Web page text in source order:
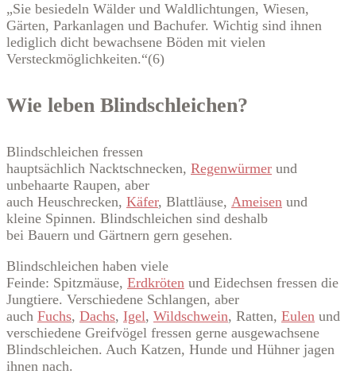
„Sie besiedeln Wälder und Waldlichtungen, Wiesen,
Gärten, Parkanlagen und Bachufer. Wichtig sind ihnen
lediglich dicht bewachsene Böden mit vielen
Versteckmöglichkeiten.“(6)
Wie leben Blindschleichen?
Blindschleichen fressen
hauptsächlich Nacktschnecken, Regenwürmer und
unbehaarte Raupen, aber
auch Heuschrecken, Käfer, Blattläuse, Ameisen und
kleine Spinnen. Blindschleichen sind deshalb
bei Bauern und Gärtnern gern gesehen.
Blindschleichen haben viele
Feinde: Spitzmäuse, Erdkröten und Eidechsen fressen die
Jungtiere. Verschiedene Schlangen, aber
auch Fuchs, Dachs, Igel, Wildschwein, Ratten, Eulen und
verschiedene Greifvögel fressen gerne ausgewachsene
Blindschleichen. Auch Katzen, Hunde und Hühner jagen
ihnen nach.